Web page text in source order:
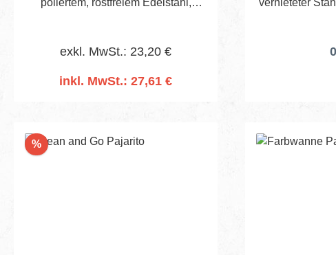
exkl. MwSt.: 23,20 €
inkl. MwSt.: 27,61 €
%Rabatt